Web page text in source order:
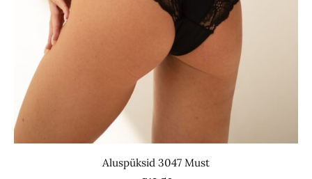
Aluspüksid 3047 Must